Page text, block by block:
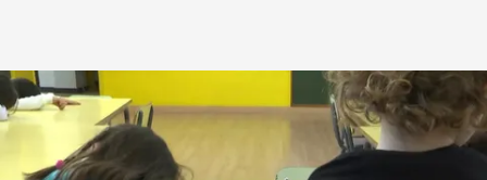
Alumnas en las clases de la Escuela Teide de Viladecans (Barcelona)
Redacción digital Noticias Cuatro
06 MAR 2024 - 16:28h.